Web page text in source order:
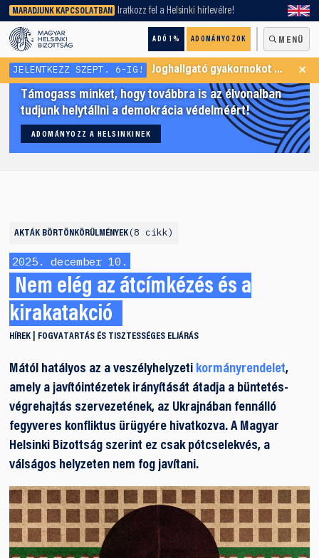
MARADJUNK KAPCSOLATBAN Iratkozz fel a Helsinki hírlevélre!
ADÓ 1% ADOMÁNYOZOK MENÜ
keresőnket!
JELENTKEZZ SZEPT. 6-IG! Joghallgató gyakornokot keresünk Menekültügyi Programunkba ×
Támogass minket, hogy továbbra is az élvonalban
tudjunk helytállni a demokrácia védelméért!
ADOMÁNYOZZ A HELSINKINEK
AKTÁK BÖRTÖNKÖRÜLMÉNYEK 8 cikk
2025. december 10.
Nem elég az átcímkézés és a
kirakatakció
HÍREK FOGVATARTÁS ÉS TISZTESSÉGES ELJÁRÁS
Mától hatályos az a veszélyhelyzeti kormányrendelet,
amely a javítóintézetek irányítását átadja a büntetés-
végrehajtás szervezetének, az Ukrajnában fennálló
fegyveres konfliktus ürügyére hivatkozva. A Magyar
Helsinki Bizottság szerint ez csak pótcselekvés, a
válságos helyzeten nem fog javítani.